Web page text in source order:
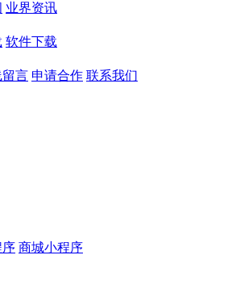
业界资讯
软件下载
言 申请合作 联系我们
序 商城小程序